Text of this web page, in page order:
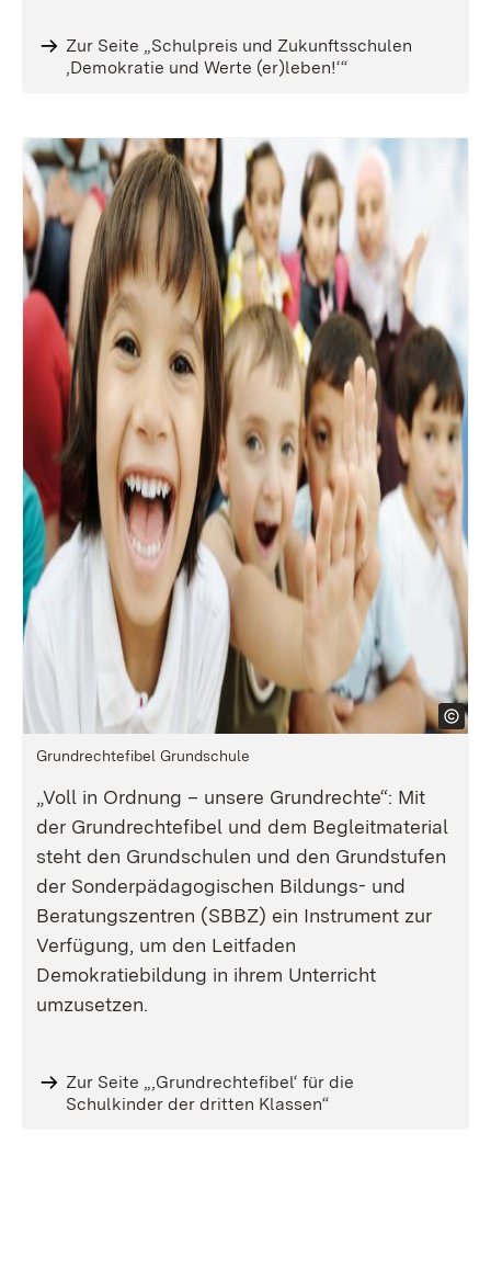
Zur Seite „Schulpreis und Zukunftsschulen
‚Demokratie und Werte (er)leben!‘“
Grundrechtefibel Grundschule
„Voll in Ordnung – unsere Grundrechte“: Mit
der Grundrechtefibel und dem Begleitmaterial
steht den Grundschulen und den Grundstufen
der Sonderpädagogischen Bildungs- und
Beratungszentren (SBBZ) ein Instrument zur
Verfügung, um den Leitfaden
Demokratiebildung in ihrem Unterricht
umzusetzen.
Zur Seite „‚Grundrechtefibel‘ für die
Schulkinder der dritten Klassen“